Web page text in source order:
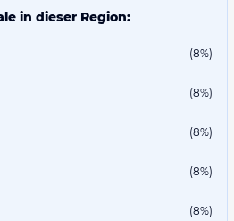
in dieser Region:
(8%)
(8%)
(8%)
(8%)
(8%)